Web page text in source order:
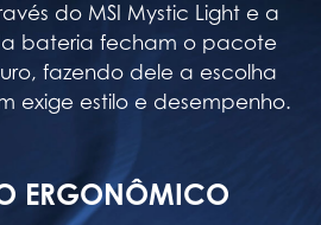
do MSI Mystic Light e a
bateria fecham o pacote
fazendo dele a escolha
exige estilo e desempenho.
ERGONÔMICO